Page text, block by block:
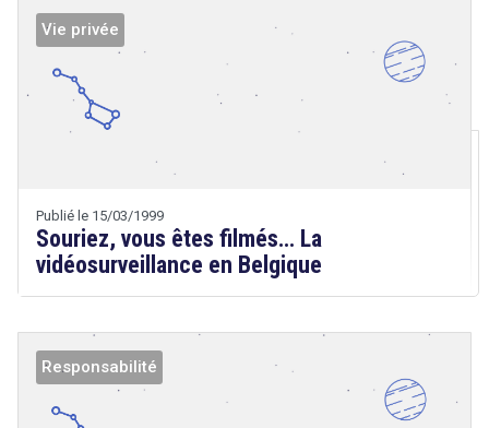
Droit
Technologies
Vie privée
Publié le 15/03/1999
Souriez, vous êtes filmés… La
vidéosurveillance en Belgique
Droit
Responsabilité